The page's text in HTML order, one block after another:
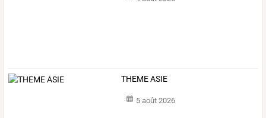
THEME ASIE
5 août 2026